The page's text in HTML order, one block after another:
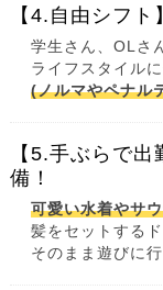
【4.自由シフ
学生さん、OLさ
ライフスタイル
(ノルマやペナル
【5.手ぶらで
備！
可愛い水着やサ
髪をセットする
そのまま遊びに行